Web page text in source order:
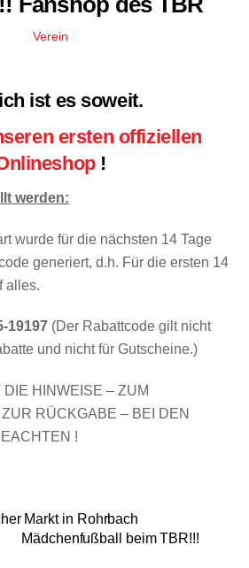
Verein
ist es soweit.
ersten offiziellen
!
werden:
wurde für die nächsten 14 Tage
generiert, d.h. Für die ersten 14
alles.
19197 (Der Rabattcode gilt nicht
und nicht für Gutscheine.)
HINWEISE – ZUM
RÜCKGABE – BEI DEN
!
Markt in Rohrbach
Mädchenfußball beim TBR!!!